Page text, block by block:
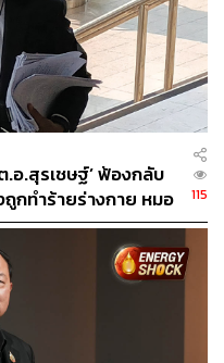
อ.สุรเชษฐ์’ ฟ้องกลับ
กทำร้ายร่างกาย หมอ
เวชระเบียน
115